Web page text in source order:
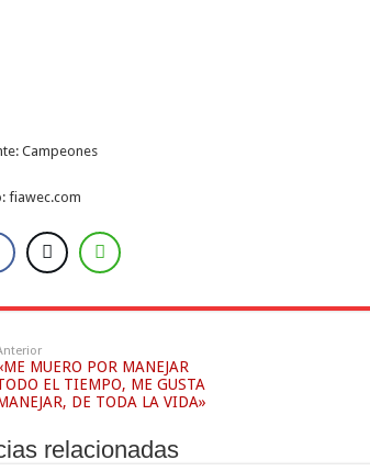
Campeones
fiawec.com
MUERO POR MANEJAR
EL TIEMPO, ME GUSTA
DE TODA LA VIDA»
relacionadas